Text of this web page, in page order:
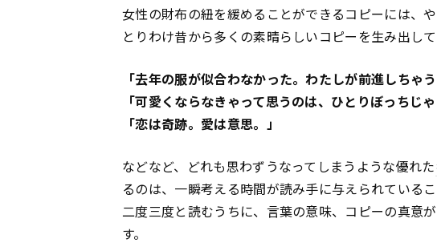
女性の財布の紐を緩めることができるコピーには、
とりわけ昔から多くの素晴らしいコピーを生み出し
「去年の服が似合わなかった。わたしが前進しちゃう
「可愛くならなきゃって思うのは、ひとりぼっちじゃ
「恋は奇跡。愛は意思。」
などなど、どれも思わずうなってしまうような優れた
るのは、一瞬考える時間が読み手に与えられているこ
二度三度と読むうちに、言葉の意味、コピーの真意
す。